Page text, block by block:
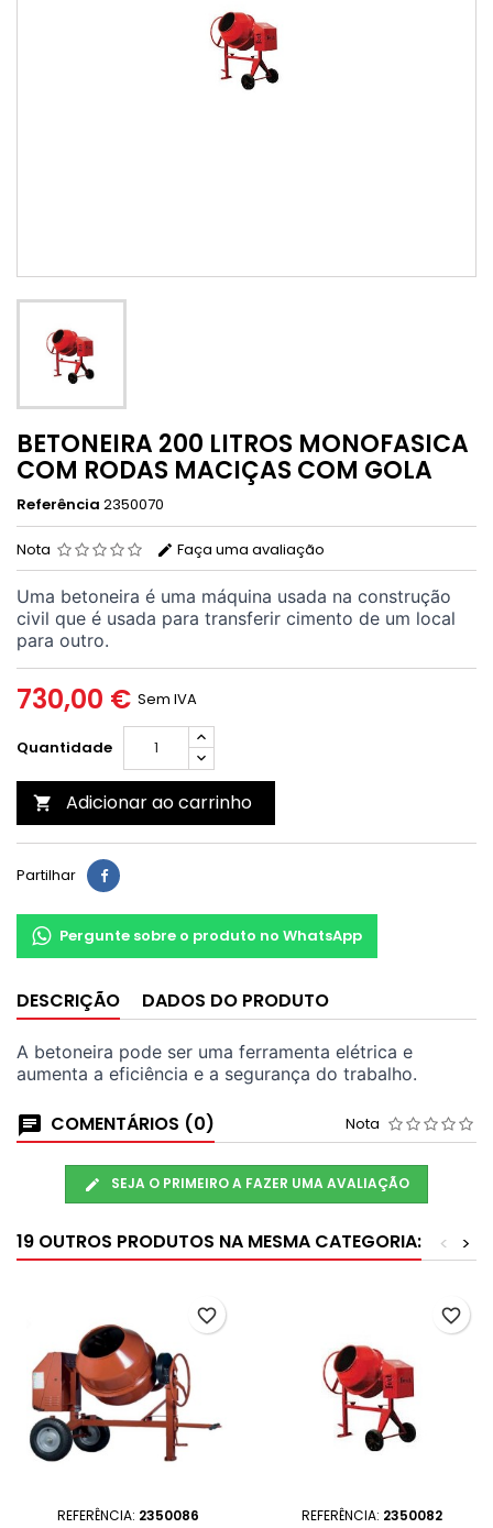
BETONEIRA 200 LITROS MONOFASICA
COM RODAS MACIÇAS COM GOLA
Referência 2350070
Nota Faça uma avaliação
Uma betoneira é uma máquina usada na construção
civil que é usada para transferir cimento de um local
para outro.
730,00 € Sem IVA
Quantidade
 Adicionar ao carrinho
Partilhar
Pergunte sobre o produto no WhatsApp
DESCRIÇÃO DADOS DO PRODUTO
A betoneira pode ser uma ferramenta elétrica e
aumenta a eficiência e a segurança do trabalho.
COMENTÁRIOS (0) Nota
SEJA O PRIMEIRO A FAZER UMA AVALIAÇÃO
19 OUTROS PRODUTOS NA MESMA CATEGORIA: >
<
REFERÊNCIA: 2350086
favorite_border
REFERÊNCIA: 2350082
favorite_border